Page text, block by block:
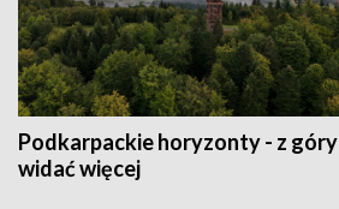
Podkarpackie horyzonty - z góry
widać więcej